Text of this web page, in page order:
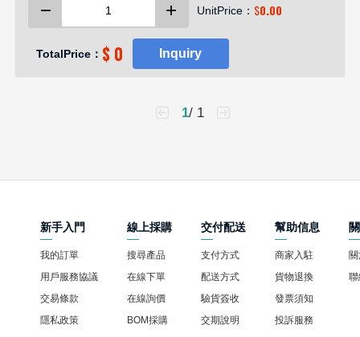
UnitPrice： $0.00
TotalPrice： $ 0 Inquiry
1/ 1
新手入門
我的訂單
用戶服務協議
交易條款
隱私政策
線上採購
搜尋產品
在線下單
在線詢價
BOM採購
交付配送
支付方式
配送方式
驗貨簽收
交期說明
幫助信息
商家入駐
貨物退換
發票須知
投訴服務